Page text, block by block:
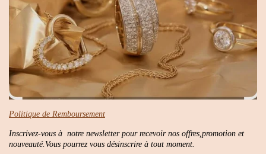
Politique de Remboursement
Inscrivez-vous à notre newsletter pour recevoir nos offres,promotion et
nouveauté.Vous pourrez vous désinscrire à tout moment.